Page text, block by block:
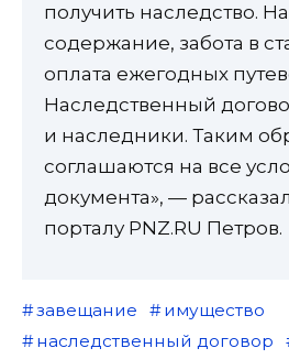
получить наследство.
содержание, забота в
оплата ежегодных
Наследственный
и наследники. Таким
соглашаются на все
документа», —
порталу PNZ.RU Петров.
завещание
имущество
наследственный договор